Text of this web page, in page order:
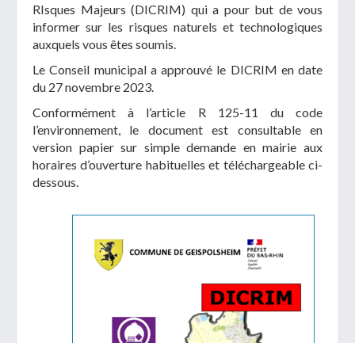
RIsques Majeurs (DICRIM) qui a pour but de vous
informer sur les risques naturels et technologiques
auxquels vous êtes soumis.
Le Conseil municipal a approuvé le DICRIM en date
du 27 novembre 2023.
Conformément à l’article R 125-11 du code
l’environnement, le document est consultable en
version papier sur simple demande en mairie aux
horaires d’ouverture habituelles et téléchargeable ci-
dessous.